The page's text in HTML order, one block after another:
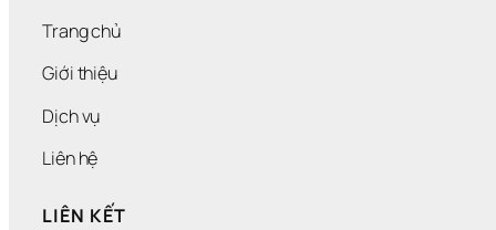
Trang chủ
Giới thiệu
Dịch vụ
Liên hệ
LIÊN KẾT